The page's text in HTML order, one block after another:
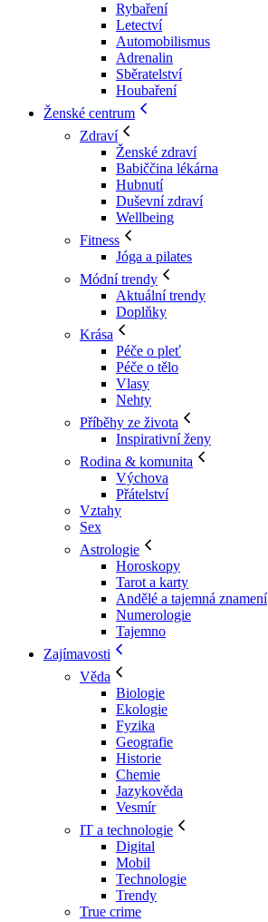
Rybaření
Letectví
Automobilismus
Adrenalin
Sběratelství
Houbaření
Ženské centrum
Zdraví
Ženské zdraví
Babiččina lékárna
Hubnutí
Duševní zdraví
Wellbeing
Fitness
Jóga a pilates
Módní trendy
Aktuální trendy
Doplňky
Krása
Péče o pleť
Péče o tělo
Vlasy
Nehty
Příběhy ze života
Inspirativní ženy
Rodina & komunita
Výchova
Přátelství
Vztahy
Sex
Astrologie
Horoskopy
Tarot a karty
Andělé a tajemná znamení
Numerologie
Tajemno
Zajímavosti
Věda
Biologie
Ekologie
Fyzika
Geografie
Historie
Chemie
Jazykověda
Vesmír
IT a technologie
Digital
Mobil
Technologie
Trendy
True crime